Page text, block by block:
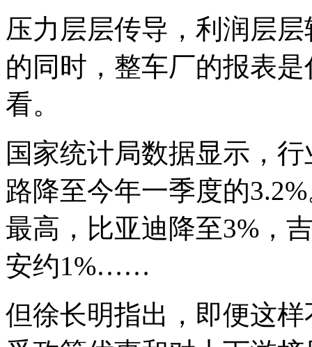
压力层层传导，利润层
的同时，整车厂的报表
看。
国家统计局数据显示，
路降至今年一季度的
最高，比亚迪降至3%，
安约1%……
但徐长明指出，即便这